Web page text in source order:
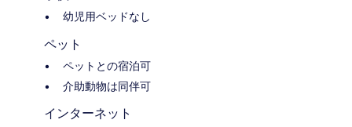
幼児用ベッドなし
ペット
ペットとの宿泊可
介助動物は同伴可
インターネット